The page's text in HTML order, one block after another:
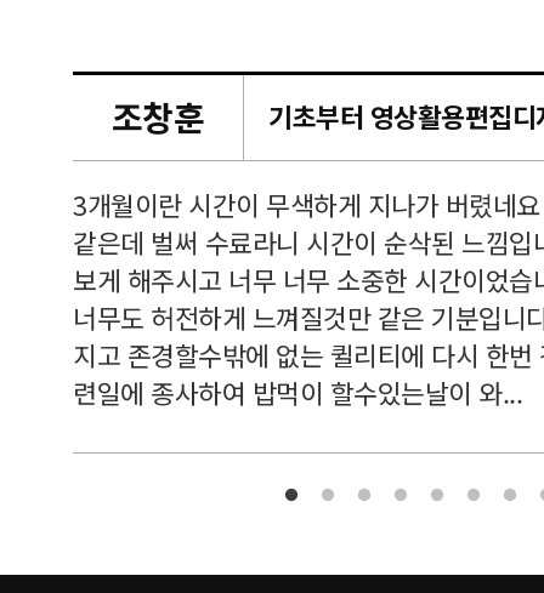
조창훈
3개월이란 시간이 무색하게 지나가 버렸네
같은데 벌써 수료라니 시간이 순삭된 느낌
보게 해주시고 너무 너무 소중한 시간이었
너무도 허전하게 느껴질것만 같은 기분입니
지고 존경할수밖에 없는 퀼리티에 다시 한
련일에 종사하여 밥먹이 할수있는날이 와...